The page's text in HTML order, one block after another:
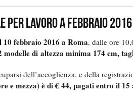
per lavoro a febbraio 2016
febbraio 2016 a Roma, dalle ore
modelle di altezza minima 174 cm,
dell’accoglienza, e della
e mezza) è di € 44, pagati entro il 15